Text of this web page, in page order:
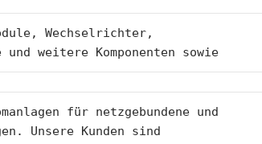
Wechselrichter,
und weitere Komponenten sowie
für netzgebundene und
Unsere Kunden sind